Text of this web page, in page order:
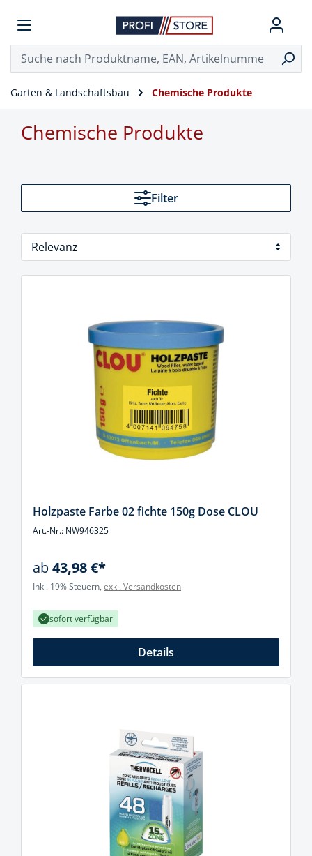
Garten & Landschaftsbau Chemische Produkte
Chemische Produkte
Filter
Holzpaste Farbe 02 fichte 150g Dose CLOU
Art.-Nr.: NW946325
ab43,98 €*
Inkl. 19% Steuern, exkl. Versandkosten
sofort verfügbar
Details